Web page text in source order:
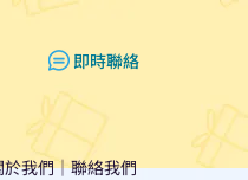
​即時聯絡
於我們｜聯絡我們